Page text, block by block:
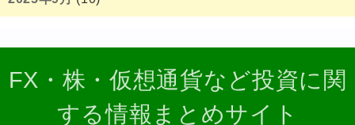
FX・株・仮想通貨など投資に関
する情報まとめサイト